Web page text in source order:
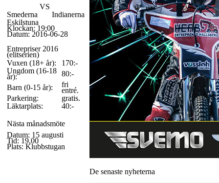
VS
Smederna
Indianerna
Eskilstuna
Klockan: 19:00
Datum: 2016-06-28
Entrepriser 2016
(elitserien)
Vuxen (18+ år):
170:-
Ungdom (16-18
år):
80:-
Barn (0-15 år):
fri
entré.
Parkering:
gratis.
Läktarplats:
40:-
Nästa månadsmöte
Datum: 15 augusti
Tid: 19,00
Plats: Klubbstugan
De senaste nyheterna